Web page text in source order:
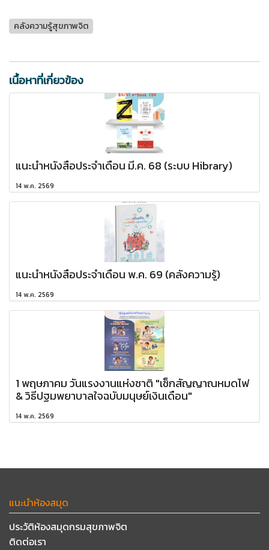
คลังความรู้สุขภาพจิต
เนื้อหาที่เกี่ยวข้อง
แนะนำหนังสือประจำเดือน มี.ค. 68 (ระบบ Hibrary)
14 พ.ค. 2569
แนะนำหนังสือประจำเดือน พ.ค. 69 (คลังความรู้)
14 พ.ค. 2569
1 พฤษภาคม วันแรงงานแห่งชาติ "เช็กสัญญาณหมดไฟ
& วิธีปฐมพยาบาลใจฉบับมนุษย์เงินเดือน"
14 พ.ค. 2569
แนะนำห้องสมุด
ประวัติห้องสมุดกรมสุขภาพจิต
ติดต่อเรา